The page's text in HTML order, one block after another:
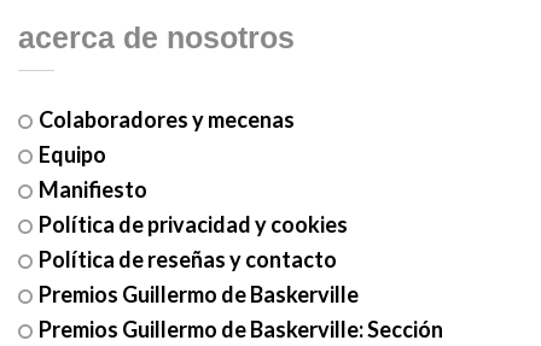
acerca de nosotros
Colaboradores y mecenas
Equipo
Manifiesto
Política de privacidad y cookies
Política de reseñas y contacto
Premios Guillermo de Baskerville
Premios Guillermo de Baskerville: Sección